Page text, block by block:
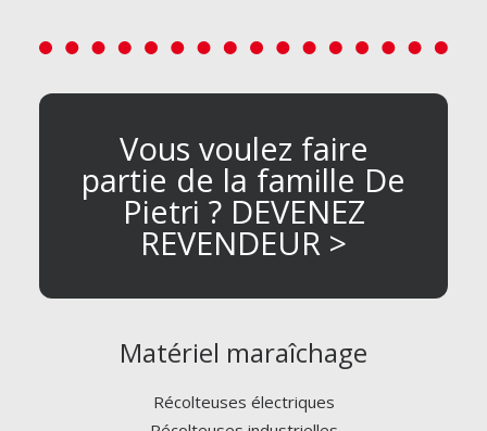
Vous voulez faire
partie de la famille De
Pietri ? DEVENEZ
REVENDEUR >
Matériel maraîchage
Récolteuses électriques